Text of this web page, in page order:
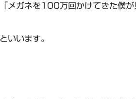
「メガネを100万回かけてきた僕
といいます。